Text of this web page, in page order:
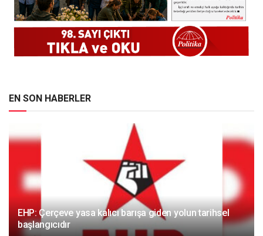
EN SON HABERLER
EHP: Çerçeve yasa kalıcı barışa giden yolun tarihsel
başlangıcıdır